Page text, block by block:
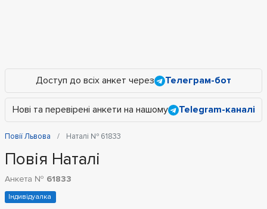
Доступ до всіх анкет через Телеграм-бот
Нові та перевірені анкети на нашому Telegram-каналі
Повії Львова Наталі № 61833
Повія Наталі
Анкета № 61833
Індивідуалка